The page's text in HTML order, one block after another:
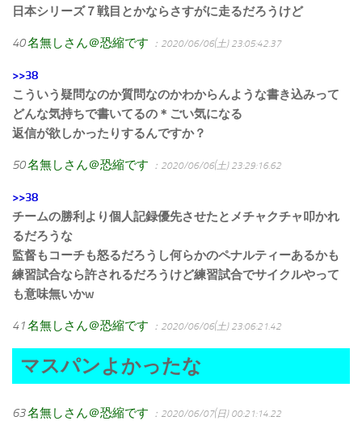
日本シリーズ７戦目とかならさすがに走るだろうけど
40名無しさん＠恐縮です ：2020/06/06(土) 23:05:42.37
>>38
こういう疑問なのか質問なのかわからんような書き込みって
どんな気持ちで書いてるの＊ごい気になる
返信が欲しかったりするんですか？
50名無しさん＠恐縮です ：2020/06/06(土) 23:29:16.62
>>38
チームの勝利より個人記録優先させたとメチャクチャ叩かれ
るだろうな
監督もコーチも怒るだろうし何らかのペナルティーあるかも
練習試合なら許されるだろうけど練習試合でサイクルやって
も意味無いかw
41名無しさん＠恐縮です ：2020/06/06(土) 23:06:21.42
マスパンよかったな
63名無しさん＠恐縮です ：2020/06/07(日) 00:21:14.22